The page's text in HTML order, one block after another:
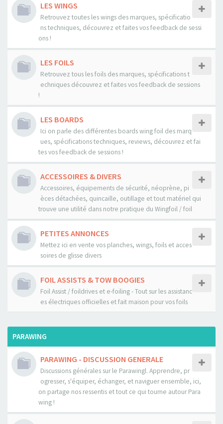
LES WINGS
Retrouvez toutes les wings des marques, spécificatio
ns techniques, découvrez et faites vos feedback de sessi
ons !
LES FOILS
Retrouvez tous les foils des marques, spécifications t
echniques découvrez et faites vos feedback de sessions
!
LES BOARDS
Ici on parle des différentes boards wing foil des marq
ues, spécifications techniques, reviews, découvrez et fai
tes vos feedback de sessions !
ACCESSOIRES & DIVERS
Accessoires, équipements de sécurité, néoprène, pi
èces détachées, quincaille, outillage et tout matériel qui
trouve une utilité dans notre pratique du Wingfoil / foil
PETITES ANNONCES
Mettez ici en vente vos planches, wings, foils et acces
soires de glisse divers
FOIL ASSISTS & TOW BOOGIES
Foil Assist / foildrives et e-foiling - Tout sur les assistanc
es électriques officielles et fait maison pour vos foils
PARAWING
PARAWING - DISCUSSION GENERALE
Discussions générales sur le Parawingl. Apprendre, pr
ogresser, s'équiper, échanger, et naviguer ensemble, ici,
on partage nos ressentis et tout ce qui tourne autour Para
wing !